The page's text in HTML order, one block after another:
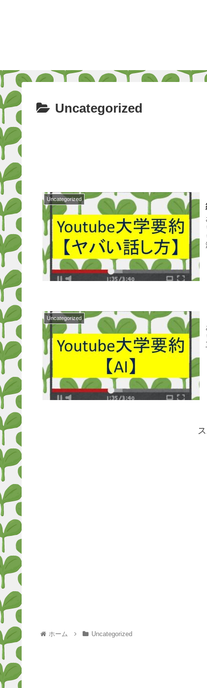
Uncategorized
Uncategorized
Uncategorized
ホーム Uncategorized